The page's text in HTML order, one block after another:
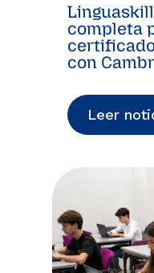
completa
con
Leer